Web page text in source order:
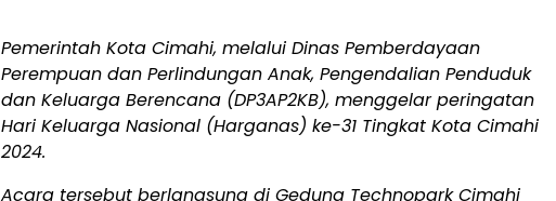
Pemerintah Kota Cimahi, melalui Dinas Pemberdayaan
Perempuan dan Perlindungan Anak, Pengendalian Penduduk
dan Keluarga Berencana (DP3AP2KB), menggelar peringatan
Hari Keluarga Nasional (Harganas) ke-31 Tingkat Kota Cimahi
2024.
Acara tersebut berlangsung di Gedung Technopark Cimahi